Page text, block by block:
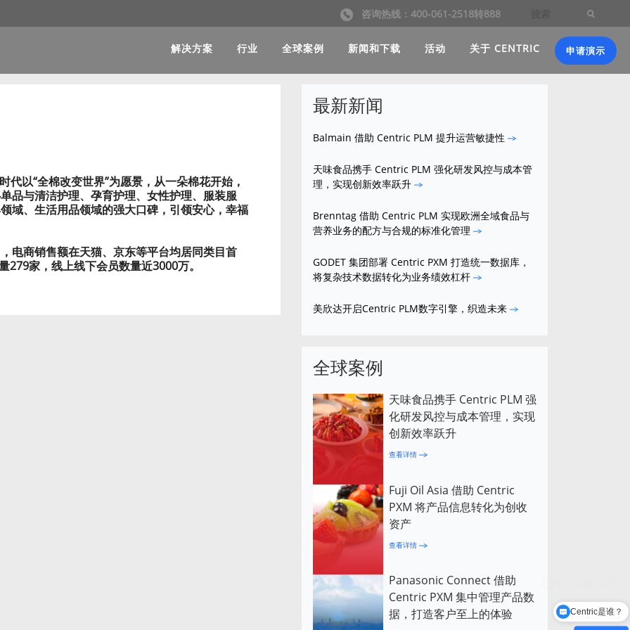
咨询热线：400-061-2518转888
解决方案 行业 全球案例 新闻和下载 活动 关于 CENTRIC 申请演示
以“全棉改变世界”为愿景，从一朵棉花开始，
品与清洁护理、孕育护理、女性护理、服装服
域、生活用品领域的强大口碑，引领安心，幸福
电商销售额在天猫、京东等平台均居同类目首
家，线上线下会员数量近3000万。
最新新闻
Balmain 借助 Centric PLM 提升运营敏捷性
天味食品携手 Centric PLM 强化研发风控与成本管
理，实现创新效率跃升
Brenntag 借助 Centric PLM 实现欧洲全域食品与
营养业务的配方与合规的标准化管理
GODET 集团部署 Centric PXM 打造统一数据库，
将复杂技术数据转化为业务绩效杠杆
美欣达开启Centric PLM数字引擎，织造未来
全球案例
天味食品携手 Centric PLM 强
化研发风控与成本管理，实现
创新效率跃升
查看详情
Fuji Oil Asia 借助 Centric
PXM 将产品信息转化为创收
资产
查看详情
Panasonic Connect 借助
Centric PXM 集中管理产品数
据，打造客户至上的体验
Centric是谁？